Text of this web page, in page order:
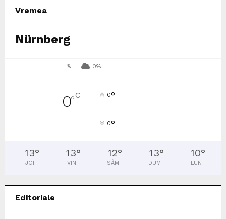
Vremea
Nürnberg
% 0%
0°C 0°
0°
13°
JOI
13°
VIN
12°
SÂM
13°
DUM
10°
LUN
Editoriale